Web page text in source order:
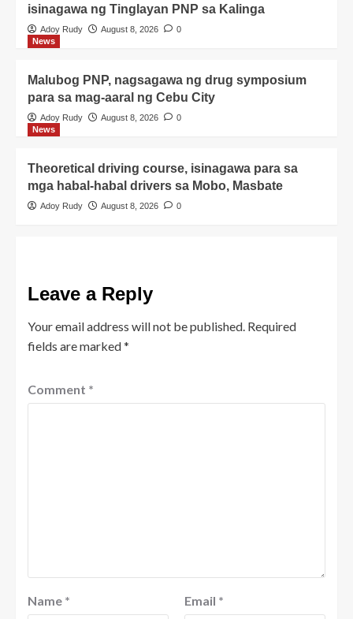
isinagawa ng Tinglayan PNP sa Kalinga
Adoy Rudy August 8, 2026
0
News
Malubog PNP, nagsagawa ng drug symposium
para sa mag-aaral ng Cebu City
Adoy Rudy August 8, 2026
0
News
Theoretical driving course, isinagawa para sa
mga habal-habal drivers sa Mobo, Masbate
Adoy Rudy August 8, 2026 0
Leave a Reply
Your email address will not be published. Required
fields are marked*
Comment *
Name * Email *